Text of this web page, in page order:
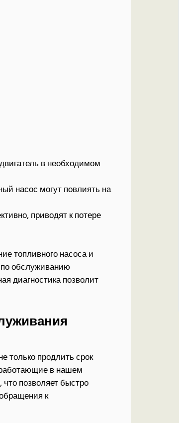
в необходимом
насос могут повлиять на
приводят к потере
топливного насоса и
обслуживанию
диагностика позволит
только продлить срок
в нашем
позволяет быстро
к